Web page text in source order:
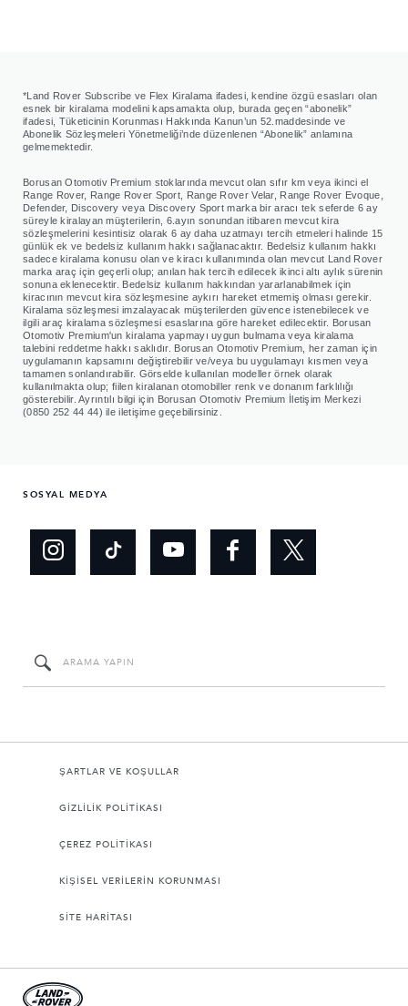
ve ilgi alanlarını anlamak; müşterilerimizin
ihtiyaçlarına, tercihlerine ve ilgi alanlarına uygun
ürün/hizmetleri sunmak; pazarlama stratejilerimizi
ölçmek.
- Verilerin Faaliyet Kapsamında Aktarılacağı Taraflar:
Yukarıdaki aynı amaçları gerçekleştirebilmek için
destek ve hizmet aldığımız tedarikçiler, iş
ortaklarımız, grup şirketlerimiz ve üreticiler.
*Land Rover Subscribe ve Flex Kiralama ifadesi, kendine özgü esasları olan
esnek bir kiralama modelini kapsamakta olup, burada geçen “abonelik”
ifadesi, Tüketicinin Korunması Hakkında Kanun’un 52.maddesinde ve
Abonelik Sözleşmeleri Yönetmeliği’nde düzenlenen “Abonelik” anlamına
gelmemektedir.
Borusan Otomotiv Premium stoklarında mevcut olan sıfır km veya ikinci el
Range Rover, Range Rover Sport, Range Rover Velar, Range Rover Evoque,
Defender, Discovery veya Discovery Sport marka bir aracı tek seferde 6 ay
süreyle kiralayan müşterilerin, 6.ayın sonundan itibaren mevcut kira
sözleşmelerini kesintisiz olarak 6 ay daha uzatmayı tercih etmeleri halinde 15
günlük ek ve bedelsiz kullanım hakkı sağlanacaktır. Bedelsiz kullanım hakkı
sadece kiralama konusu olan ve kiracı kullanımında olan mevcut Land Rover
marka araç için geçerli olup; anılan hak tercih edilecek ikinci altı aylık sürenin
sonuna eklenecektir. Bedelsiz kullanım hakkından yararlanabilmek için
kiracının mevcut kira sözleşmesine aykırı hareket etmemiş olması gerekir.
Kiralama sözleşmesi imzalayacak müşterilerden güvence istenebilecek ve
ilgili araç kiralama sözleşmesi esaslarına göre hareket edilecektir. Borusan
Otomotiv Premium'un kiralama yapmayı uygun bulmama veya kiralama
talebini reddetme hakkı saklıdır. Borusan Otomotiv Premium, her zaman için
uygulamanın kapsamını değiştirebilir ve/veya bu uygulamayı kısmen veya
tamamen sonlandırabilir. Görselde kullanılan modeller örnek olarak
kullanılmakta olup; fiilen kiralanan otomobiller renk ve donanım farklılığı
gösterebilir. Ayrıntılı bilgi için Borusan Otomotiv Premium İletişim Merkezi
(0850 252 44 44) ile iletişime geçebilirsiniz.
SOSYAL MEDYA
ŞARTLAR VE KOŞULLAR
GİZLİLİK POLİTİKASI
ÇEREZ POLİTİKASI
KİŞİSEL VERİLERİN KORUNMASI
SİTE HARİTASI